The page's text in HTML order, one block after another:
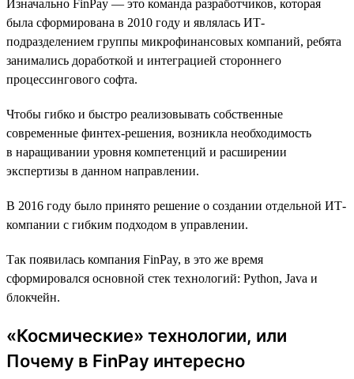
Изначально FinPay — это команда разработчиков, которая
была сформирована в 2010 году и являлась ИТ-
подразделением группы микрофинансовых компаний, ребята
занимались доработкой и интеграцией стороннего
процессингового софта.
Чтобы гибко и быстро реализовывать собственные
современные финтех-решения, возникла необходимость
в наращивании уровня компетенций и расширении
экспертизы в данном направлении.
В 2016 году было принято решение о создании отдельной ИТ-
компании с гибким подходом в управлении.
Так появилась компания FinPay, в это же время
сформировался основной стек технологий: Python, Java и
блокчейн.
«Космические» технологии, или
Почему в FinPay интересно